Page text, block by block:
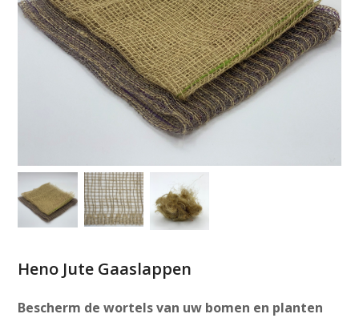
Heno Jute Gaaslappen
Bescherm de wortels van uw bomen en planten